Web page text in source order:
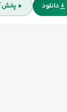
دانلود پخش